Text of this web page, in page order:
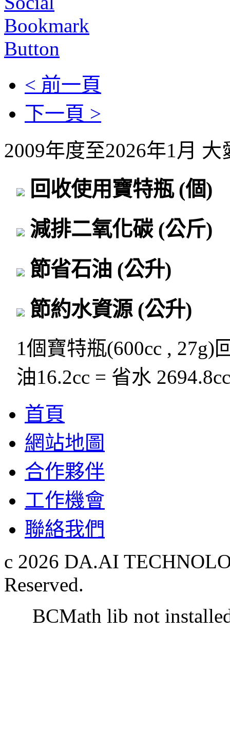
< 前一頁
下一頁 >
2009年度至2026年1月
回收使用寶特瓶 (個)
減排二氧化碳 (公斤)
節省石油 (公升)
節約水資源 (公升)
1個寶特瓶(600cc , 27g)
油16.2cc = 省水
首頁
網站地圖
合作夥伴
工作機會
聯絡我們
c 2026 DA.AI
Reserved.
BCMath lib not